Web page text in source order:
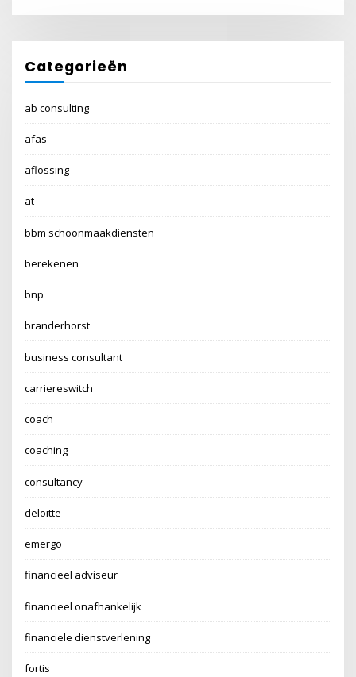
Categorieën
ab consulting
afas
aflossing
at
bbm schoonmaakdiensten
berekenen
bnp
branderhorst
business consultant
carriereswitch
coach
coaching
consultancy
deloitte
emergo
financieel adviseur
financieel onafhankelijk
financiele dienstverlening
fortis